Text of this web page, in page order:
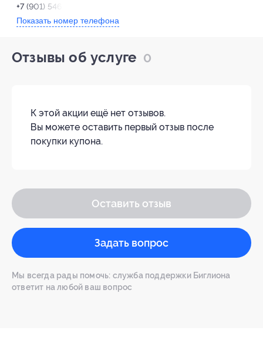
+7 (901) 546-55-92
Показать номер телефона
Отзывы об услуге 0
К этой акции ещё нет отзывов.
Вы можете оставить первый отзыв после
покупки купона.
Оставить отзыв
Задать вопрос
Мы всегда рады помочь: служба поддержки Биглиона
ответит на любой ваш вопрос